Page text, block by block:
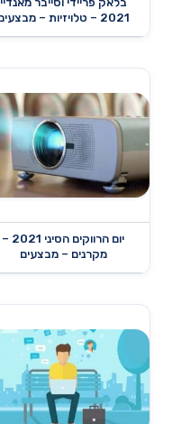
2021 – טלויזיות – מבצעים
יום הרווקים הסיני 2021 –
מקרנים – מבצעים